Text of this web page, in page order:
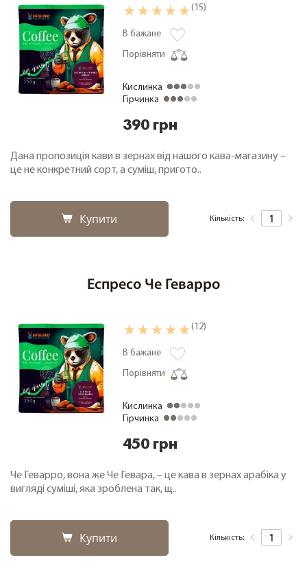
(15)
В бажане
Порівняти
Кислинка
Гірчинка
390 грн
Дана пропозиція кави в зернах від нашого кава-магазину –
це не конкретний сорт, а суміш, пригото..
Купити Кількість:
Еспресо Че Геварро
(12)
В бажане
Порівняти
Кислинка
Гірчинка
450 грн
Че Геварро, вона же Че Гевара, – це кава в зернах арабіка у
вигляді суміші, яка зроблена так, щ..
Купити Кількість: